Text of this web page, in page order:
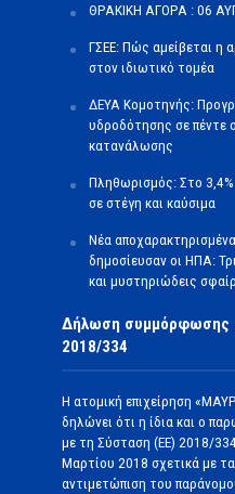
ΘΡΑΚΙΚΗ ΑΓΟΡΑ : 06
ΓΣΕΕ: Πώς αμείβεται η
στον ιδιωτικό τομέα
ΔΕΥΑ Κομοτηνής:
υδροδότησης σε πέντε
κατανάλωσης
Πληθωρισμός: Στο 3,4%
σε στέγη και καύσιμα
Νέα
δημοσίευσαν οι ΗΠΑ:
και μυστηριώδεις
Δήλωση συμμόρφωσης
2018/334
Η ατομική επιχείρηση
δηλώνει ότι η ίδια και ο
με τη Σύσταση (ΕΕ) 2018/
Μαρτίου 2018 σχετικά με
αντιμετώπιση του